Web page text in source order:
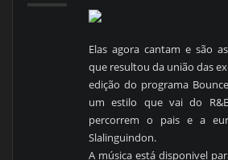
Elas agora cantam e são
que resultou da união das
edição do programa
um estilo que vai do
percorrem o pais e a
Slalinguindon.
A música está disponivel